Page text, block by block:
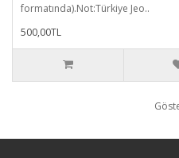
formatında).Not:Türkiye Jeo..
500,00TL